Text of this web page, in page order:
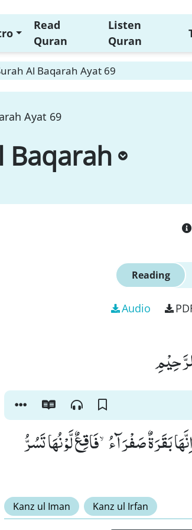
Read
Quran
Listen
Quran
Al Baqarah Ayat 69
Ayat 69
Baqarah
Reading
Audio
بَقَرَةٌ صَفْرَآءُۙ-فَاقِعٌ لَّوْنُهَا تَسُرُّ
Kanz ul Iman Kanz ul Irfan